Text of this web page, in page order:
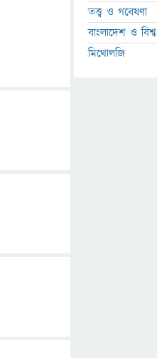
তত্ত্ব ও গবেষণা
বাংলাদেশ ও বিশ্ব
মিথোলজি